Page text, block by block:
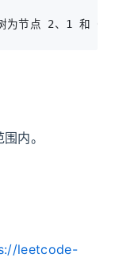
为节点 2、1 和 0
围内。
leetcode-